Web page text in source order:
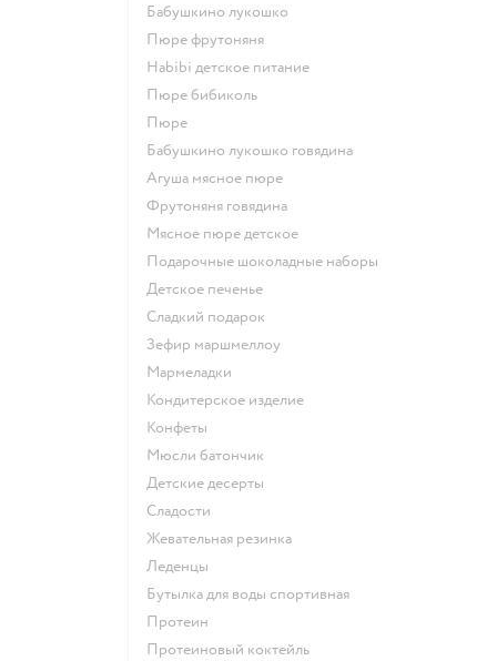
бабушкино лукошко
пюре фрутоняня
habibi детское питание
пюре бибиколь
пюре
бабушкино лукошко говядина
агуша мясное пюре
фрутоняня говядина
мясное пюре детское
подарочные шоколадные наборы
детское печенье
сладкий подарок
зефир маршмеллоу
мармеладки
кондитерское изделие
конфеты
мюсли батончик
детские десерты
сладости
жевательная резинка
леденцы
Бутылка для воды спортивная
Протеин
Протеиновый коктейль